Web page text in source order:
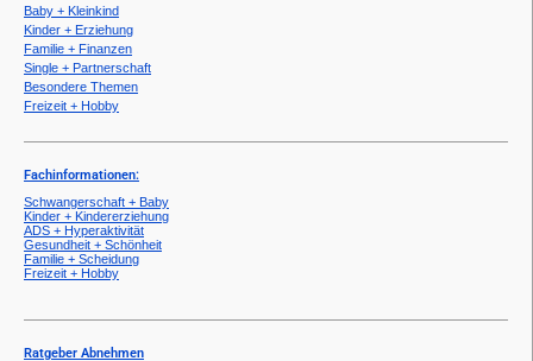
Baby + Kleinkind
Kinder + Erziehung
Familie + Finanzen
Single + Partnerschaft
Besondere Themen
Freizeit + Hobby
Fachinformationen:
Schwangerschaft + Baby
Kinder + Kindererziehung
ADS + Hyperaktivität
Gesundheit + Schönheit
Familie + Scheidung
Freizeit + Hobby
Ratgeber Abnehmen